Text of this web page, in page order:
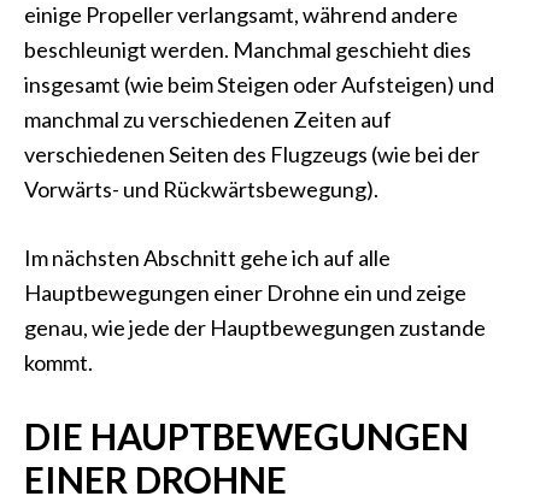
einige Propeller verlangsamt, während andere
beschleunigt werden. Manchmal geschieht dies
insgesamt (wie beim Steigen oder Aufsteigen) und
manchmal zu verschiedenen Zeiten auf
verschiedenen Seiten des Flugzeugs (wie bei der
Vorwärts- und Rückwärtsbewegung).
Im nächsten Abschnitt gehe ich auf alle
Hauptbewegungen einer Drohne ein und zeige
genau, wie jede der Hauptbewegungen zustande
kommt.
DIE HAUPTBEWEGUNGEN
EINER DROHNE